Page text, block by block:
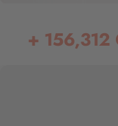
+ 156,312